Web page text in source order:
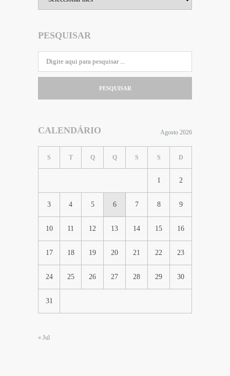
PESQUISAR
PESQUISAR
CALENDÁRIO Agosto 2026
S T Q Q S S D
1 2
3 4 5 6 7 8 9
10 11 12 13 14 15 16
17 18 19 20 21 22 23
24 25 26 27 28 29 30
31
« Jul